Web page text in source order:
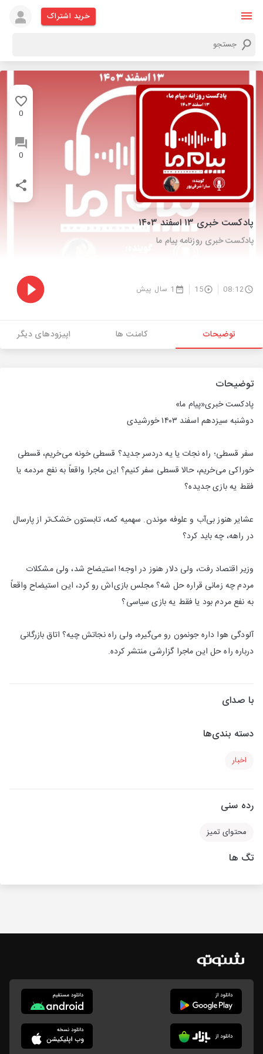
خرید اشتراک
0
0
پادکست خبری ۱۳ اسفند ۱۴۰۳
پادکست خبری روزنامه پیام ما
08:12
15 1 سال پیش
توضیحات کامنت ها اپیزودهای دیگر
توضیحات
پادکست خبری«پیام ما»
دوشنبه سیزدهم اسفند ۱۴۰۳ خورشیدی
سفر قسطی؛ راه نجات یا یه دردسر جدید؟ قسطی خونه می‌خریم، قسطی
خوراکی می‌خریم، حالا قسطی سفر کنیم؟ این ماجرا واقعاً به نفع مردمه یا
فقط یه بازی جدیده؟
عشایر هنوز بی‌آب و علوفه موندن. سهمیه کمه، تابستون خشک‌تر از پارسال
در راهه، چه باید کرد؟
وزیر اقتصاد رفت، ولی دلار هنوز در اوجه! استیضاح شد، ولی مشکلات
مردم چه زمانی قراره حل شه؟ مجلس بازی‌اش رو کرد، این استیضاح واقعاً
به نفع مردم بود یا فقط یه بازی سیاسی؟
آلودگی هوا داره جونمون رو می‌گیره، ولی راه نجاتش چیه؟ اتاق بازرگانی
درباره راه حل این ماجرا گزارشی منتشر کرده.
با صدای
دسته بندی‌ها
اخبار
رده سنی
محتوای تمیز
تگ ها